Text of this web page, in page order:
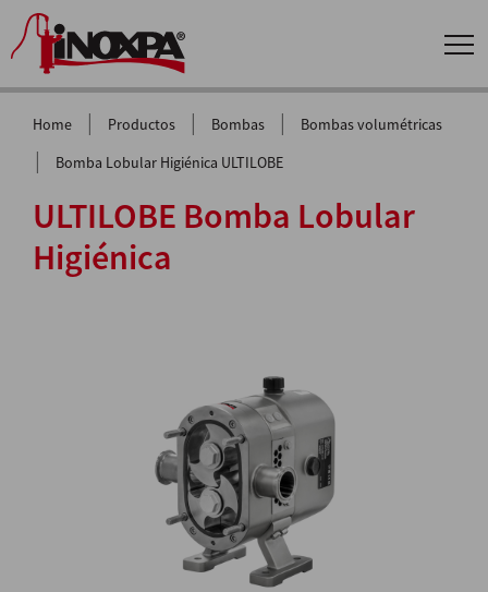
Home | Productos | Bombas | Bombas volumétricas
| Bomba Lobular Higiénica ULTILOBE
ULTILOBE Bomba Lobular
Higiénica